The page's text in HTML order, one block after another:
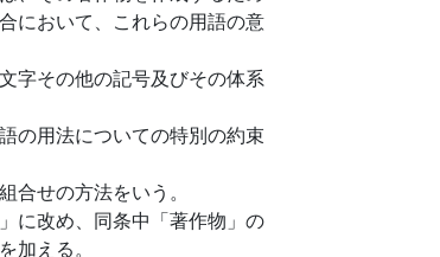
において、これらの用語の意
字その他の記号及びその体系
の用法についての特別の約束
せの方法をいう。
に改め、同条中「著作物」の
加える。